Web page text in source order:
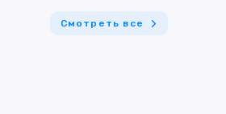
Смотреть все